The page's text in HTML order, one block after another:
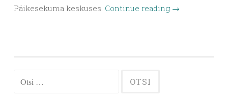
Päikesekuma keskuses. Continue reading →